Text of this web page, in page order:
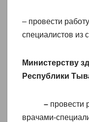
– провести
специалистов из
Министерству
Республики
– провести
врачами-